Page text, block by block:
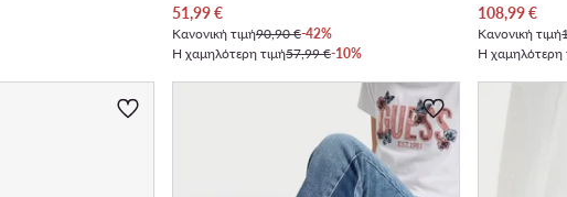
Τρέχουσα τιμή
51,99€
Κανονική τιμή90,90 €-42%
Η χαμηλότερη τιμή57,99 €-10%
Τρέχουσα τιμή
108,99€
Κανονική τιμή
Η χαμηλότερη